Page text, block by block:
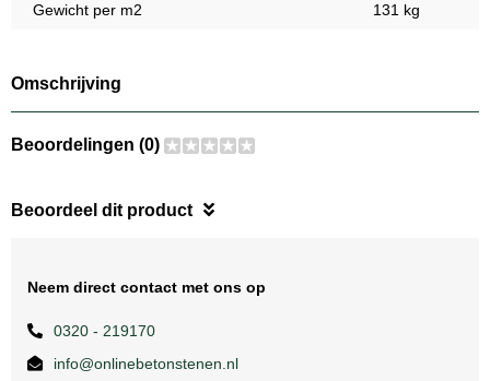
Gewicht per m2 131 kg
Omschrijving
Beoordelingen (0)
Beoordeel dit product
Neem direct contact met ons op
0320 - 219170
info@onlinebetonstenen.nl